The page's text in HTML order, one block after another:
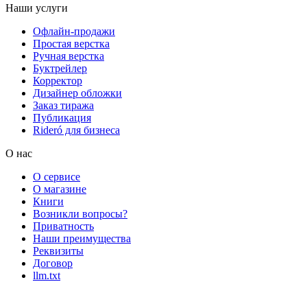
Наши услуги
Офлайн-продажи
Простая верстка
Ручная верстка
Буктрейлер
Корректор
Дизайнер обложки
Заказ тиража
Публикация
Rideró для бизнеса
О нас
О сервисе
О магазине
Книги
Возникли вопросы?
Приватность
Наши преимущества
Реквизиты
Договор
llm.txt